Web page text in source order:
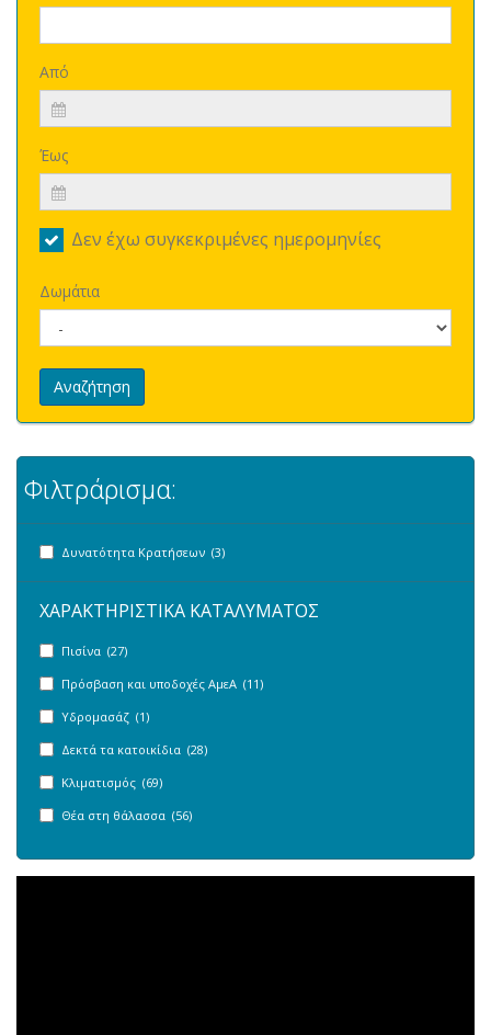
Από
Έως
Δεν έχω συγκεκριμένες ημερομηνίες
Δωμάτια
Αναζήτηση
Φιλτράρισμα:
Δυνατότητα Κρατήσεων (3)
ΧΑΡΑΚΤΗΡΙΣΤΙΚΑ ΚΑΤΑΛΥΜΑΤΟΣ
Πισίνα (27)
Πρόσβαση και υποδοχές ΑμεΑ (11)
Υδρομασάζ (1)
Δεκτά τα κατοικίδια (28)
Κλιματισμός (69)
Θέα στη θάλασσα (56)